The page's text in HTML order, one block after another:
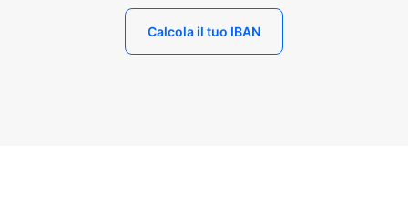
Calcola il tuo IBAN